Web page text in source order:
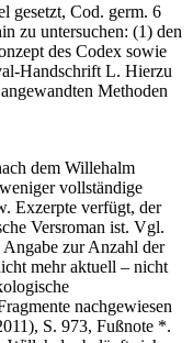
gesetzt, Cod. germ. 6
zu untersuchen: (1) den
des Codex sowie
-Handschrift L. Hierzu
Methoden
dem Willehalm
vollständige
Exzerpte verfügt, der
Versroman ist. Vgl.
Angabe zur Anzahl der
mehr aktuell – nicht
nachgewiesen
S. 973, Fußnote *.